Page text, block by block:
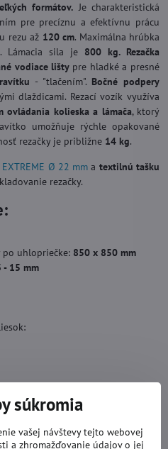
formátov. Je charakteristická
pre precíznu a efektívnu prácu
rezu až 120 cm. Maximálna hrúbka
. Lámacia sila je 800 kg. Rezačka
vodiace lišty pre hladké a presné
- "tlačením". Bočné podpery
dlaždicami. Rezací vozík využíva
ovládania kolieska a lámača, ktorý
umožňuje rýchle opakované
rezačky je približne 14 kg.
EXTREME Ø 22 mm a textilnú tašku
rezačky.
po uhlopriečke: 850 x 850 mm
- 15 mm
súkromia
vašej návštevy tejto webovej
a zhromažďovanie údajov o jej